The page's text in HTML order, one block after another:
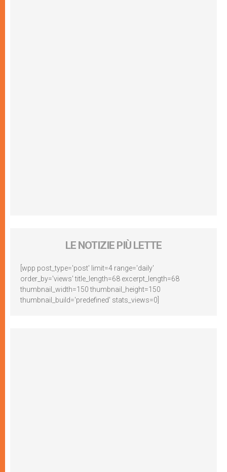
LE NOTIZIE PIÙ LETTE
[wpp post_type='post' limit=4 range='daily'
order_by='views' title_length=68 excerpt_length=68
thumbnail_width=150 thumbnail_height=150
thumbnail_build='predefined' stats_views=0]